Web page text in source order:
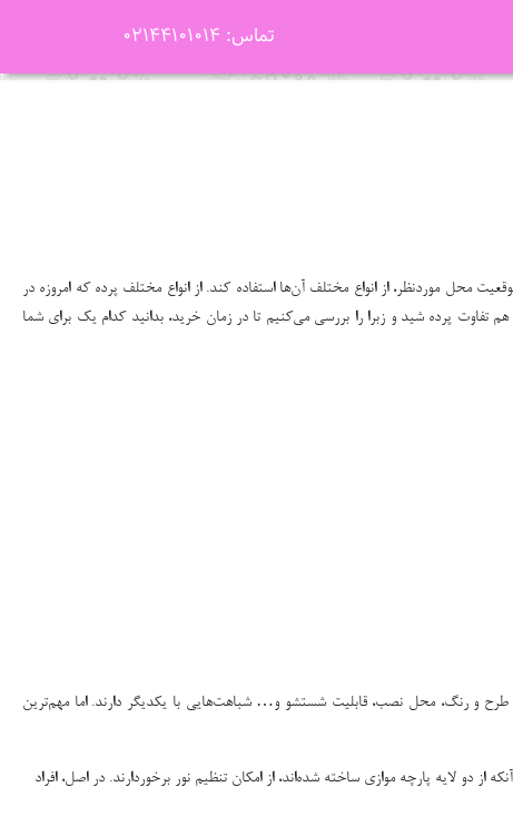
تماس: 02144101014
محل موردنظر، از انواع مختلف آن‌ها استفاده کند. از انواع مختلف پرده که امروزه در
تفاوت پرده شید و زبرا را بررسی می‌کنیم تا در زمان خرید، بدانید کدام یک برای شما
در طرح و رنگ، محل نصب، قابلیت شستشو و… شباهت‌هایی با یکدیگر دارند. اما مهم‌ترین
دو لایه پارچه موازی ساخته شده‌اند، از امکان تنظیم نور برخوردارند. در اصل، افراد